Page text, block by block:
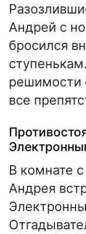
Андрей с
бросился
решимости
все
В комнате
Андрея